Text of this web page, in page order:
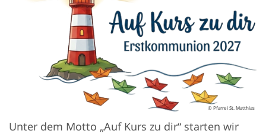
© Pfarrei St. Matthias
Unter dem Motto „Auf Kurs zu dir“ starten wir